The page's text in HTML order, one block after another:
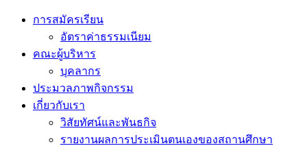
Skip
การสมัครเรียน
อัตราค่าธรรมเนียม
คณะผู้บริหาร
บุคลากร
ประมวลภาพกิจกรรม
เกี่ยวกับเรา
วิสัยทัศน์และพันธกิจ
รายงานผลการประเมินตนเองของสถานศึกษา